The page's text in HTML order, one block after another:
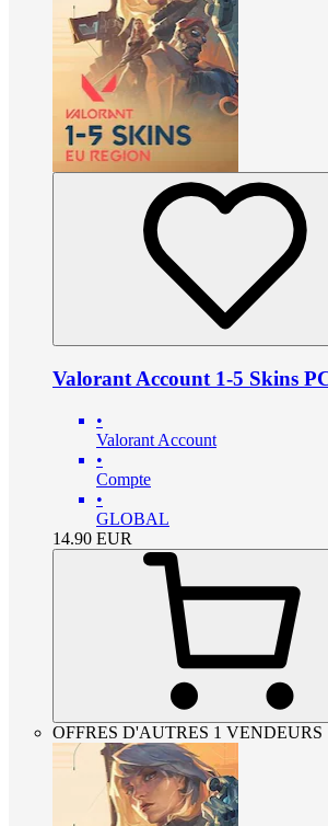
Valorant Account 1-5 Skins
•
Valorant Account
•
Compte
•
GLOBAL
14.90 EUR
OFFRES D'AUTRES 1 VENDEURS